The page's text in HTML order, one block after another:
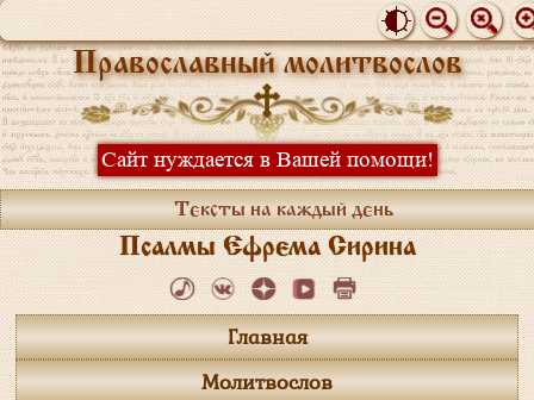
Православный молитвослов
Сайт нуждается в Вашей помощи!
Тексты на каждый день
Псалмы Ефрема Сирина
Главная
Молитвослов